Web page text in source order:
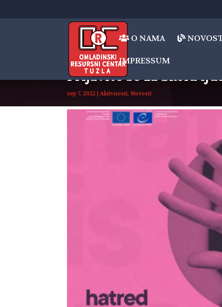
O NAMA
IMPRESSUM
Prijavite se za Školu
sep 7, 2022 |Aktivnosti,Novosti